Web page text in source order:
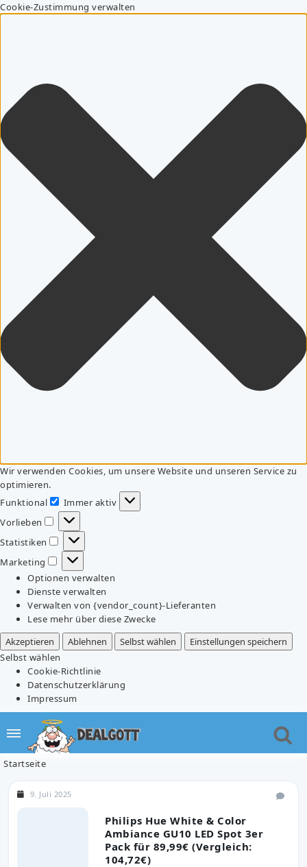
Cookie-Zustimmung verwalten
Wir verwenden Cookies, um unsere Website und unseren Service zu
optimieren.
Funktional
Funktional
Immer aktiv
Vorlieben
Vorlieben
Statistiken
Statistiken
Marketing
Marketing
Optionen verwalten
Dienste verwalten
Verwalten von {vendor_count}-Lieferanten
Lese mehr über diese Zwecke
Akzeptieren
Ablehnen Selbst wählen
Einstellungen speichern
Selbst wählen
Cookie-Richtlinie
Datenschutzerklärung
Impressum
Startseite
Philips Hue White & Color
Ambiance GU10 LED Spot 3er
Pack für 89,99€ (Vergleich:
104,72€)
9. Juli 2025